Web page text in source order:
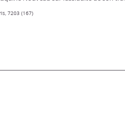
7203 (167)